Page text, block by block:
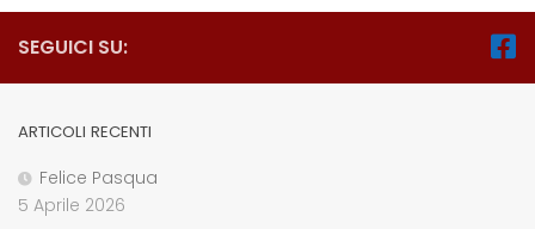
SEGUICI SU:
ARTICOLI RECENTI
Felice Pasqua
5 Aprile 2026